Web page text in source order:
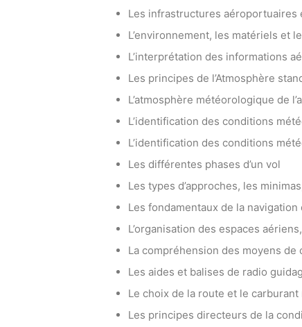
Les infrastructures
L’environnement, les matériels et
L’interprétation des informations
Les principes de l’Atmosphère
L’atmosphère météorologique de
L’identification des conditions
L’identification des conditions
Les différentes phases d’un vol
Les types d’approches, les
Les fondamentaux de la
L’organisation des espaces
La compréhension des moyens
Les aides et balises de radio
Le choix de la route et le
Les principes directeurs de la